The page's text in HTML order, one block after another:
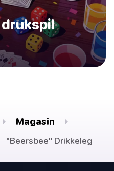
Magasin
"Beersbee" Drikkeleg